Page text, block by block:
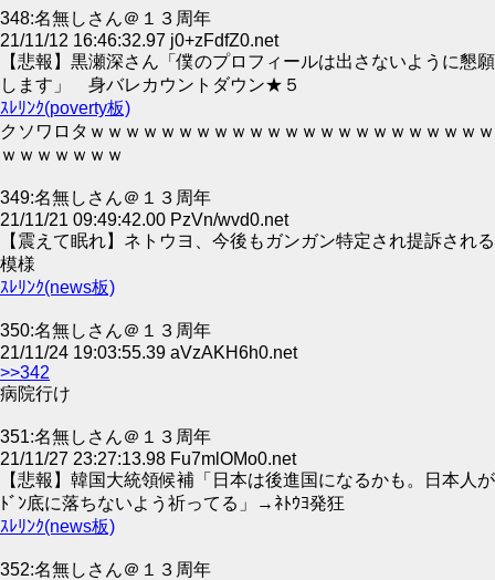
348:名無しさん＠１３周年
21/11/12 16:46:32.97 j0+zFdfZ0.net
【悲報】黒瀬深さん「僕のプロフィールは出さないように懇願
します」 身バレカウントダウン★５
ｽﾚﾘﾝｸ(poverty板)
クソワロタｗｗｗｗｗｗｗｗｗｗｗｗｗｗｗｗｗｗｗｗｗｗｗ
ｗｗｗｗｗｗｗ
349:名無しさん＠１３周年
21/11/21 09:49:42.00 PzVn/wvd0.net
【震えて眠れ】ネトウヨ、今後もガンガン特定され提訴される
模様
ｽﾚﾘﾝｸ(news板)
350:名無しさん＠１３周年
21/11/24 19:03:55.39 aVzAKH6h0.net
>>342
病院行け
351:名無しさん＠１３周年
21/11/27 23:27:13.98 Fu7mlOMo0.net
【悲報】韓国大統領候補「日本は後進国になるかも。日本人が
ﾄﾞﾝ底に落ちないよう祈ってる」→ﾈﾄｳﾖ発狂
ｽﾚﾘﾝｸ(news板)
352:名無しさん＠１３周年